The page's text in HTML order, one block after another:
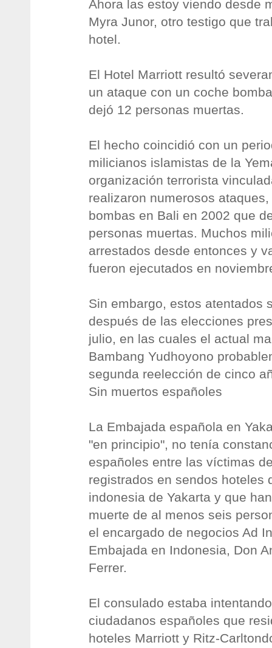
Ahora las estoy viendo desde
Myra Junor, otro testigo que
hotel.
El Hotel Marriott resultó
un ataque con un coche
dejó 12 personas muertas.
El hecho coincidió con un
milicianos islamistas de la
organización terrorista
realizaron numerosos
bombas en Bali en 2002 que
personas muertas. Muchos
arrestados desde entonces y
fueron ejecutados en
Sin embargo, estos atentados
después de las elecciones
julio, en las cuales el actual
Bambang Yudhoyono
segunda reelección de cinco
Sin muertos españoles
La Embajada española en
"en principio", no tenía
españoles entre las víctimas
registrados en sendos hoteles
indonesia de Yakarta y que
muerte de al menos seis
el encargado de negocios Ad
Embajada en Indonesia, Don
Ferrer.
El consulado estaba
ciudadanos españoles que
hoteles Marriott y Ritz-